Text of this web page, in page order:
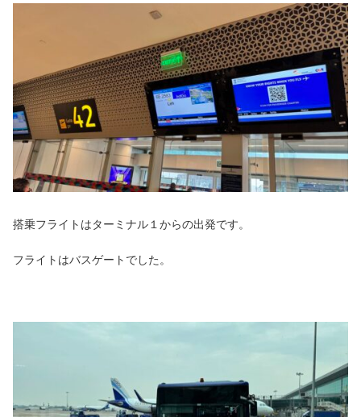
搭乗フライトはターミナル１からの出発です。
フライトはバスゲートでした。